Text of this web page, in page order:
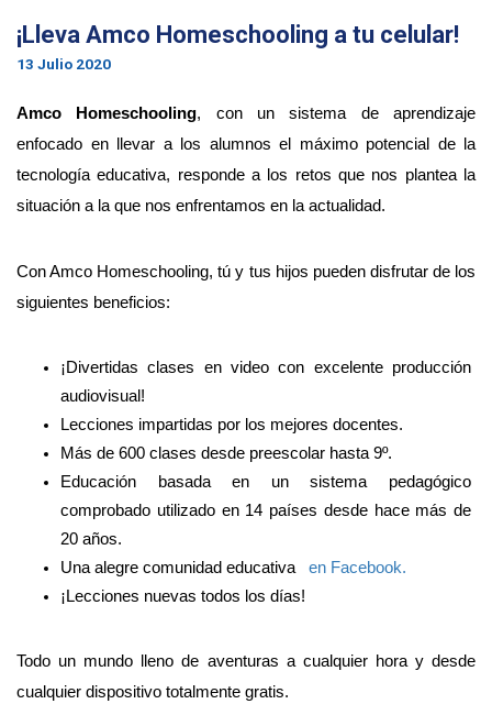
¡Lleva Amco Homeschooling a tu celular!
13 Julio 2020
Amco Homeschooling, con un sistema de aprendizaje
enfocado en llevar a los alumnos el máximo potencial de la
tecnología educativa, responde a los retos que nos plantea la
situación a la que nos enfrentamos en la actualidad.
Con Amco Homeschooling, tú y tus hijos pueden disfrutar de los
siguientes beneficios:
¡Divertidas clases en video con excelente producción
audiovisual!
Lecciones impartidas por los mejores docentes.
Más de 600 clases desde preescolar hasta 9º.
Educación basada en un sistema pedagógico
comprobado utilizado en 14 países desde hace más de
20 años.
Una alegre comunidad educativa
en Facebook.
¡Lecciones nuevas todos los días!
Todo un mundo lleno de aventuras a cualquier hora y desde
cualquier dispositivo totalmente gratis.